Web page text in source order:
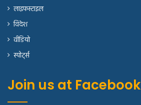
लाइफस्टाइल
विदेश
वीडियो
स्पोर्ट्स
Join us at Facebook